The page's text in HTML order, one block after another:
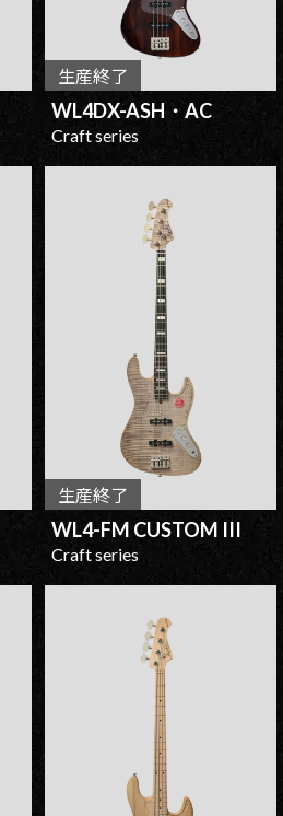
生産終了
WL4DX-ASH・AC
Craft series
生産終了
WL4-FM CUSTOM III
Craft series